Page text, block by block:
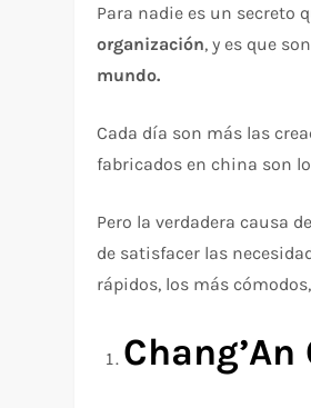
Para nadie es un secreto
organización, y es que son
mundo.
Cada día son más las
fabricados en china son
Pero la verdadera causa
de satisfacer las
rápidos, los más
Chang’An